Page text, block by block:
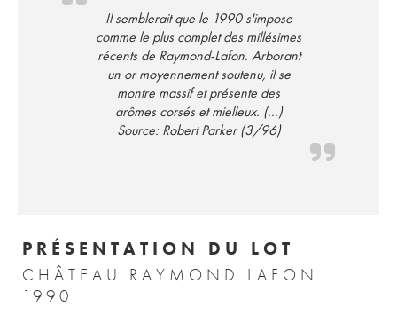
Il semblerait que le 1990 s'impose
comme le plus complet des millésimes
récents de Raymond-Lafon. Arborant
un or moyennement soutenu, il se
montre massif et présente des
arômes corsés et mielleux. (...)
Source: Robert Parker (3/96)
PRÉSENTATION DU LOT
CHÂTEAU RAYMOND LAFON
1990